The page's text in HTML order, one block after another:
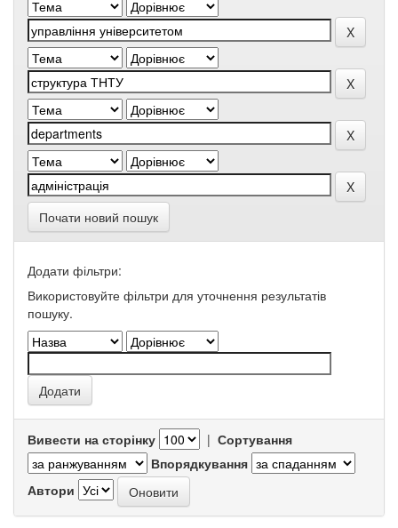
Почати новий пошук
Додати фільтри:
Використовуйте фільтри для уточнення результатів
пошуку.
Вивести на сторінку | Сортування
Впорядкування
Автори